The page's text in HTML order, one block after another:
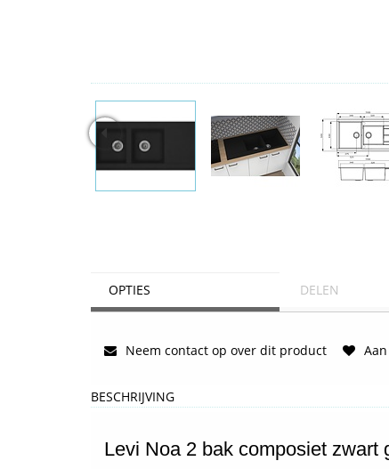
OPTIES DELEN
Neem contact op over dit product
BESCHRIJVING
Levi Noa 2 bak composiet zwart